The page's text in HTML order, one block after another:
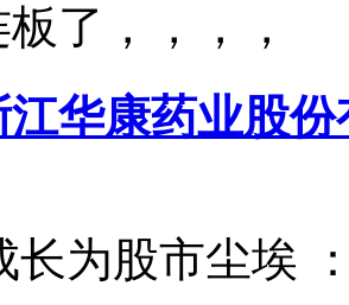
了，，，，
江华康药业股
长为股市尘埃